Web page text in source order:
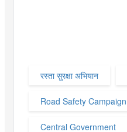
रस्ता सुरक्षा अभियान
Road Safety Campaign
Central Government